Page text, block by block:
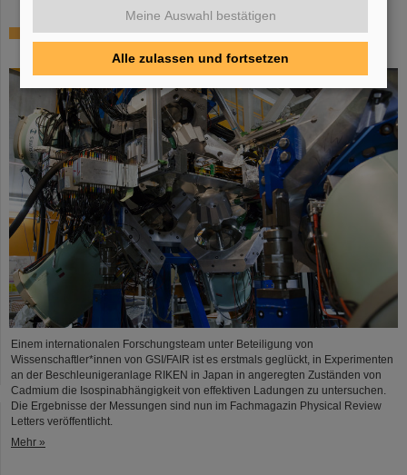
Wo sich Protonen und Neutronen besonders mögen –
GSI/FAIR-Forschende beteiligt an Experiment in Japan
Einem internationalen Forschungsteam unter Beteiligung von
Wissenschaftler*innen von GSI/FAIR ist es erstmals geglückt, in Experimenten
an der Beschleunigeranlage RIKEN in Japan in angeregten Zuständen von
Cadmium die Isospinabhängigkeit von effektiven Ladungen zu untersuchen.
Die Ergebnisse der Messungen sind nun im Fachmagazin Physical Review
Letters veröffentlicht.
Mehr »
Meine Auswahl bestätigen
Alle zulassen und fortsetzen